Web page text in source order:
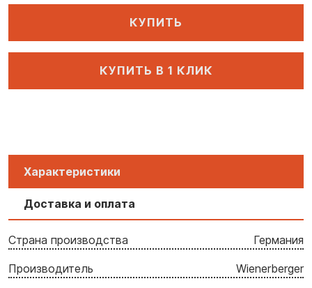
КУПИТЬ
КУПИТЬ В 1 КЛИК
Характеристики
Доставка и оплата
Страна производства Германия
Производитель Wienerberger